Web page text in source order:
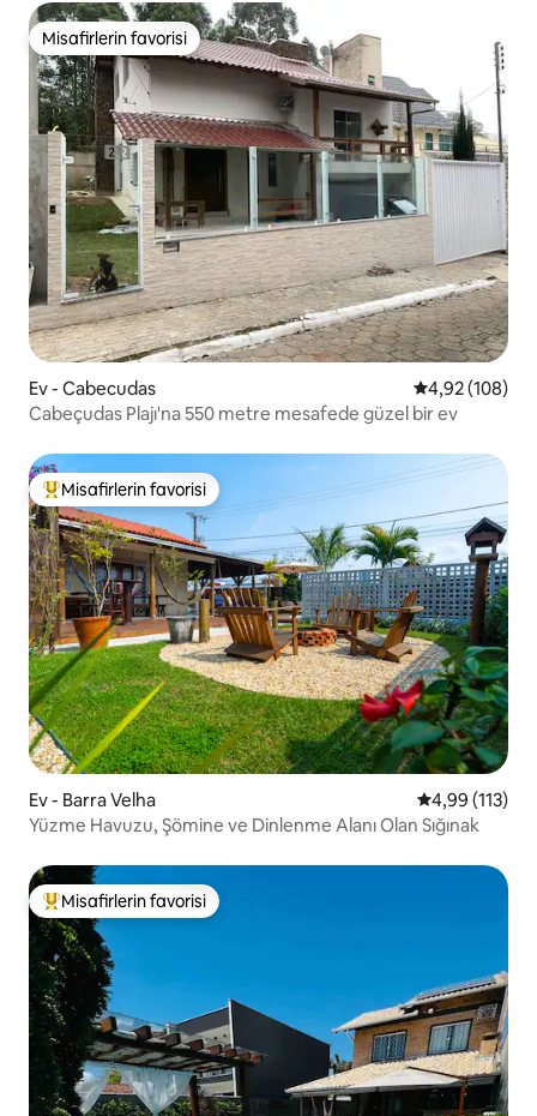
Misafirlerin favorisi
Misafirlerin favorisi
Ev - Cabecudas 5 üzerinden
4,92 (108)
Cabeçudas Plajı'na 550 metre mesafede güzel bir ev
Misafirlerin favorilerinden en beğenilenler arasında
Misafirlerin favorisi
Ev - Barra Velha 5 üzerinden
4,99 (113)
Yüzme Havuzu, Şömine ve Dinlenme Alanı Olan Sığınak
Misafirlerin favorilerinden en beğenilenler arasında
Misafirlerin favorisi